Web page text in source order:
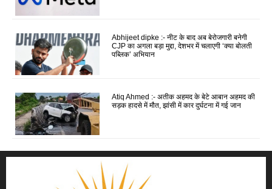
Abhijeet dipke :- नीट के बाद अब बेरोजगारी बनेगी
CJP का अगला बड़ा मुद्दा, देशभर में चलाएगी ‘क्या बोलती
पब्लिक’ अभियान
Atiq Ahmed :- अतीक अहमद के बेटे आबान अहमद की
सड़क हादसे में मौत, झांसी में कार दुर्घटना में गई जान